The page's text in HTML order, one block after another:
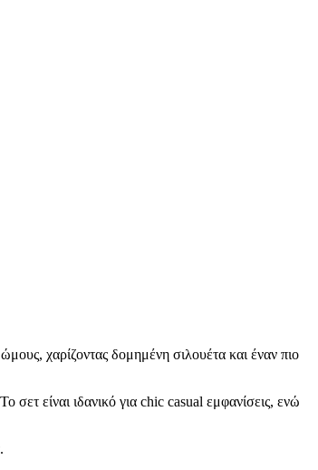
χαρίζοντας δομημένη σιλουέτα και έναν πιο
είναι ιδανικό για chic casual εμφανίσεις, ενώ